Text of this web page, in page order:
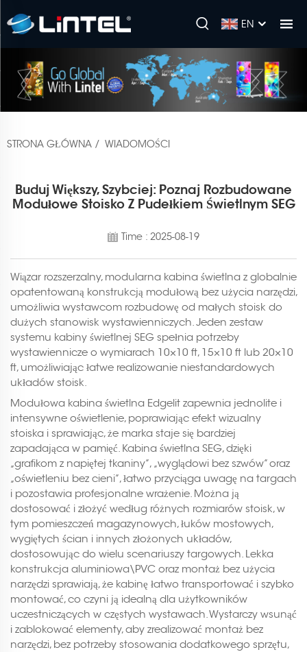
EN
STRONA GŁÓWNA / WIADOMOŚCI
Buduj Większy, Szybciej: Poznaj Rozbudowane
Modułowe Stoisko Z Pudełkiem Świetlnym SEG
Time : 2025-08-19
Wiązar rozszerzalny, modularna kabina świetlna z globalnie
opatentowaną konstrukcją modułową bez użycia narzędzi,
umożliwia wystawcom rozbudowę od małych stoisk do
dużych stanowisk wystawienniczych. Jeden zestaw
systemu kabiny świetlnej SEG spełnia potrzeby
wystawiennicze o wymiarach 10×10 ft, 15×10 ft lub 20×10
ft, umożliwiając łatwe realizowanie niestandardowych
układów stoisk.
Modułowa kabina świetlna Edgelit zapewnia jednolite i
intensywne oświetlenie, poprawiając efekt wizualny
stoiska i sprawiając, że marka staje się bardziej
zapadająca w pamięć. Kabina świetlna SEG, dzięki
„grafikom z napiętej tkaniny”, „wyglądowi bez szwów” oraz
„oświetleniu bez cieni”, łatwo przyciąga uwagę na targach
i pozostawia profesjonalne wrażenie. Można ją
dostosować i złożyć według różnych rozmiarów stoisk, w
tym pomieszczeń magazynowych, łuków mostowych,
wygiętych ścian i innych złożonych układów,
dostosowując do wielu scenariuszy targowych. Lekka
konstrukcja aluminiowa\PVC oraz montaż bez użycia
narzędzi sprawiają, że kabinę łatwo transportować i szybko
montować, co czyni ją idealną dla użytkowników
uczestniczących w częstych wystawach. Wystarczy wsunąć
i zablokować elementy, aby zrealizować montaż bez
narzędzi, bez potrzeby stosowania dodatkowego sprzętu,